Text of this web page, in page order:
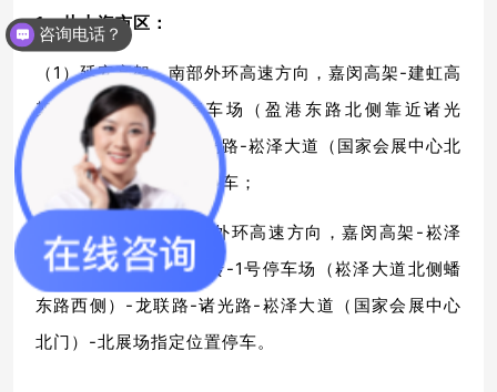
1、从上海市区：
（1）延安高架、南部外环高速方向，嘉闵高架-建虹高
架-盈港东路-2号停车场（盈港东路北侧靠近诸光
路），或盈港东路-诸光路-崧泽大道（国家会展中心北
门）-北展场指定位置停车；
（2）北翟高架、北部外环高速方向，嘉闵高架-崧泽
高架-蟠龙路下匝道右转-1号停车场（崧泽大道北侧蟠
东路西侧）-龙联路-诸光路-崧泽大道（国家会展中心
北门）-北展场指定位置停车。
咨询电话？